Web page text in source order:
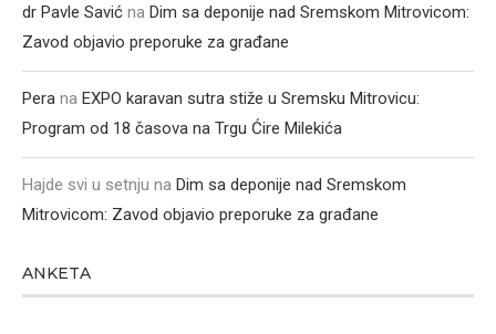
dr Pavle Savić na Dim sa deponije nad Sremskom Mitrovicom:
Zavod objavio preporuke za građane
Pera na EXPO karavan sutra stiže u Sremsku Mitrovicu:
Program od 18 časova na Trgu Ćire Milekića
Hajde svi u setnju na Dim sa deponije nad Sremskom
Mitrovicom: Zavod objavio preporuke za građane
ANKETA